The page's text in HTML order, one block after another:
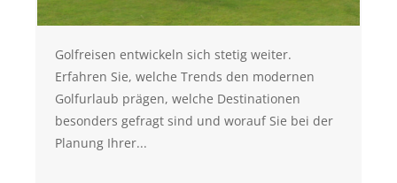
Golfreisen entwickeln sich stetig weiter.
Erfahren Sie, welche Trends den modernen
Golfurlaub prägen, welche Destinationen
besonders gefragt sind und worauf Sie bei der
Planung Ihrer...